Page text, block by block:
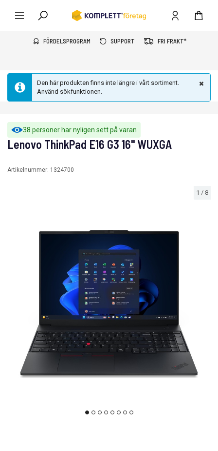
FÖRDELSPROGRAM SUPPORT FRI FRAKT*
Den här produkten finns inte längre i vårt sortiment.
Använd sökfunktionen.
38 personer har nyligen sett på varan
1 / 8
Lenovo ThinkPad E16 G3 16" WUXGA
Artikelnummer: 1324700